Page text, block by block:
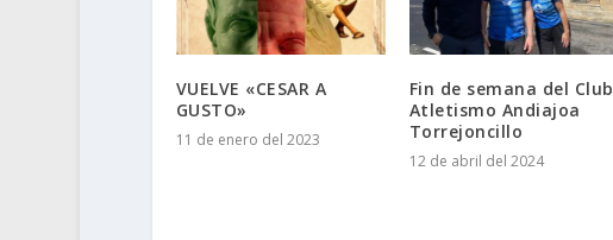
VUELVE «CESAR A
GUSTO»
11 de enero del 2023
Fin de semana del Club
Atletismo Andiajoa
Torrejoncillo
12 de abril del 2024